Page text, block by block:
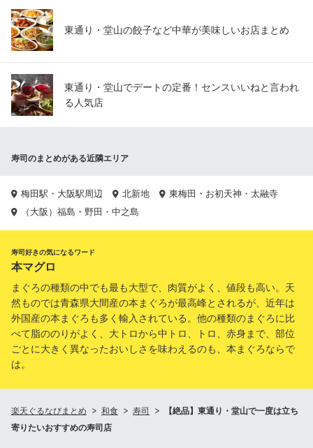
東通り・堂山の餃子など中華が美味しいお店まとめ
東通り・堂山でデートの定番！センスいいねと言われ
る人気店
寿司のまとめがある近隣エリア
梅田駅・大阪駅周辺 北新地
東梅田・お初天神・太融寺
（大阪）福島・野田・中之島
寿司好きの気になるワード
本マグロ
まぐろの種類の中でも最も大型で、肉質がよく、値段も高い。天
然ものでは青森県大間産の本まぐろが最高峰とされるが、近年は
外国産の本まぐろも多く輸入されている。他の種類のまぐろに比
べて脂ののりがよく、大トロから中トロ、トロ、赤身まで、部位
ごとに大きく異なったおいしさを味わえるのも、本まぐろならで
は。
楽天ぐるなびまとめ 和食 寿司
【絶品】東通り・堂山で一度は立ち
寄りたいおすすめの寿司店